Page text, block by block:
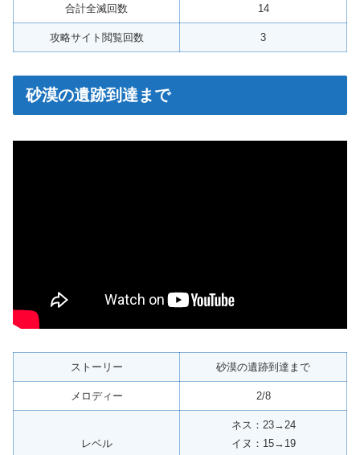
合計全滅回数 14
攻略サイト閲覧回数 3
砂漠の遺跡到達まで
ストーリー 砂漠の遺跡到達まで
メロディー 2/8
レベル
ネス：23→24
イヌ：15→19